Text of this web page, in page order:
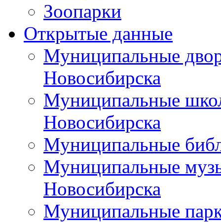
Зоопарки
Открытые данные
Муниципальные
Новосибирска
Муниципальные
Новосибирска
Муниципальные
Муниципальные
Новосибирска
Муниципальные